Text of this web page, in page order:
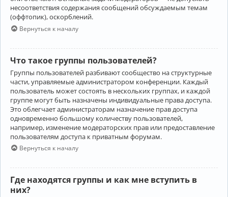
несоответствия содержания сообщений обсуждаемым темам
(оффтопик), оскорблений.
Вернуться к началу
Что такое группы пользователей?
Группы пользователей разбивают сообщество на структурные
части, управляемые администратором конференции. Каждый
пользователь может состоять в нескольких группах, и каждой
группе могут быть назначены индивидуальные права доступа.
Это облегчает администраторам назначение прав доступа
одновременно большому количеству пользователей,
например, изменение модераторских прав или предоставление
пользователям доступа к приватным форумам.
Вернуться к началу
Где находятся группы и как мне вступить в
них?